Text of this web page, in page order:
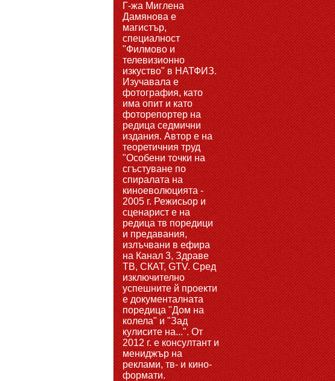
Г-жа Миглена
Дамянова е
магистър,
специалност
"Филмово и
телевизионно
изкуство" в НАТФИЗ.
Изучавала е
фотография, като
има опит и като
фоторепортер на
редица седмични
издания. Автор е на
теоретичния труд
"Особени точки на
сгъстуване по
спиралата на
киноеволюцията -
2005 г. Режисьор и
сценарист е на
редица тв поредици
и предавания,
излъчвани в ефира
на Канал 3, Здраве
ТВ, СКАТ, GTV. Сред
изключително
успешните й проекти
е документалната
поредица "Дом на
колела" и "Зад
кулисите на...". От
2012 г. е консултант и
мениджър на
реклами, тв- и кино-
формати.